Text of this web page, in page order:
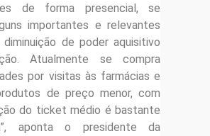
de forma presencial, se
importantes e relevantes
de poder aquisitivo
Atualmente se compra
por visitas às farmácias e
de preço menor, com
do ticket médio é bastante
aponta o presidente da